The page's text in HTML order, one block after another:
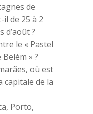
de
de 25 à 2
d’août ?
le « Pastel
Belém » ?
où est
capitale de la
Porto,